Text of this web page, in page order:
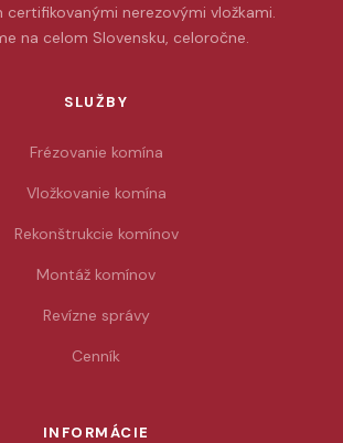
certifikovanými nerezovými vložkami.
na celom Slovensku, celoročne.
SLUŽBY
Frézovanie komína
Vložkovanie komína
Rekonštrukcie komínov
Montáž komínov
Revízne správy
Cenník
INFORMÁCIE